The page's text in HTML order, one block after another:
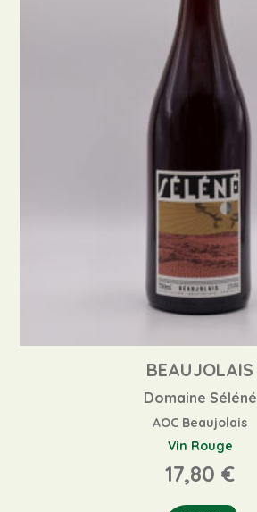
BEAUJOLAIS
Domaine Séléné
AOC Beaujolais
Vin Rouge
17,80 €